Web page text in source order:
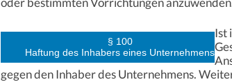
§ 100
Haftung des Inhabers eines Unternehmens
Ist
gegen den Inhaber des Unternehmens.